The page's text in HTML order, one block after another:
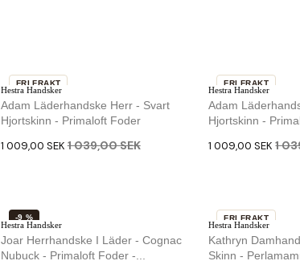
Hestra Handsker
Adam Läderhandske Herr - Svart
Hjortskinn - Primaloft Foder
1 009,00 SEK 1 039,00 SEK
FRI FRAKT
Hestra Handsker
Adam
Hjortskinn -
1 009,00 SEK 1
FRI FRAKT
Hestra Handsker
Joar Herrhandske I Läder - Cognac
Nubuck - Primaloft Foder -...
-9 %
Hestra Handsker
Kathryn
Skinn -
-5 %
FRI FRAKT